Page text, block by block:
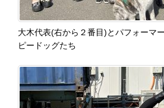
大木代表(右から２番目)とパフォーマ
ピードッグたち